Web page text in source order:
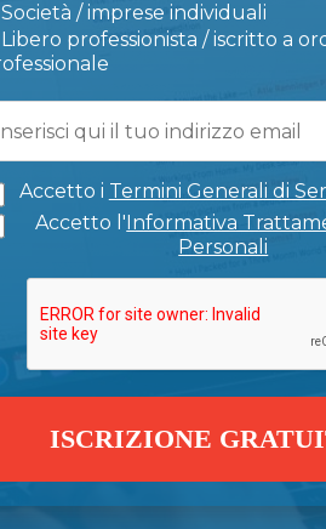
Società / imprese individuali
Libero professionista / iscritto a
Accetto i Termini Generali di
Accetto l'Informativa
Personali